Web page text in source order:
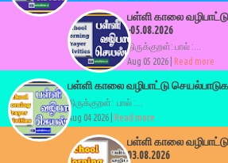
பள்ளி காலை
-05.08.2026
திருக்குறள்: பால் :...
Aug 05 2026 |
Read more
பள்ளி காலை வழிபாட்டு
திருக்குறள்: பால் :...
Aug 04 2026 | Read more
பள்ளி காலை
03.08.2026